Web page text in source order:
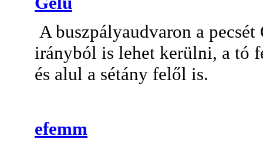
A buszpályaudvaron a
irányból is lehet kerülni, a tó
és alul a sétány felől is.
efemm